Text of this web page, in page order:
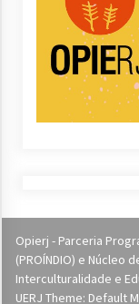
Opierj - Parceria
(PROÍNDIO) e Núcleo
Interculturalidade e
UERJ Theme: Default